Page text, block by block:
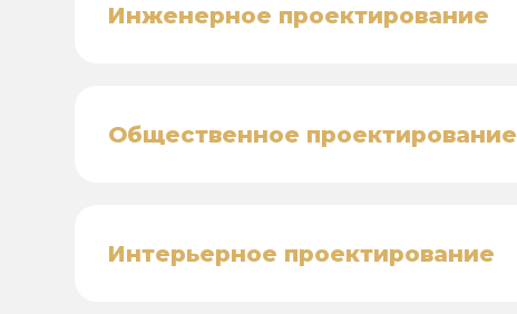
Инженерное проектирование
Общественное проектирование
Интерьерное проектирование